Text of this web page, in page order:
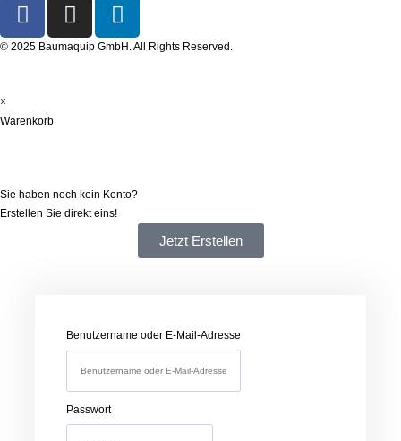
© 2025 Baumaquip GmbH. All Rights Reserved.
×
Warenkorb
Sie haben noch kein Konto?
Erstellen Sie direkt eins!
Jetzt Erstellen
Benutzername oder E-Mail-Adresse
Passwort